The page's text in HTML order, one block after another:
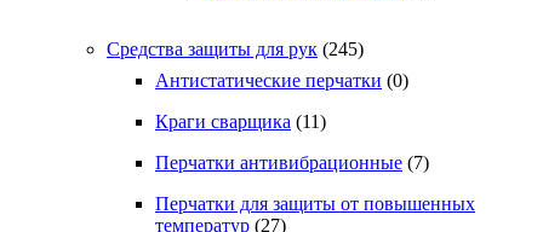
Средства защиты для рук (245)
Антистатические перчатки (0)
Краги сварщика (11)
Перчатки антивибрационные (7)
Перчатки для защиты от повышенных
температур (27)